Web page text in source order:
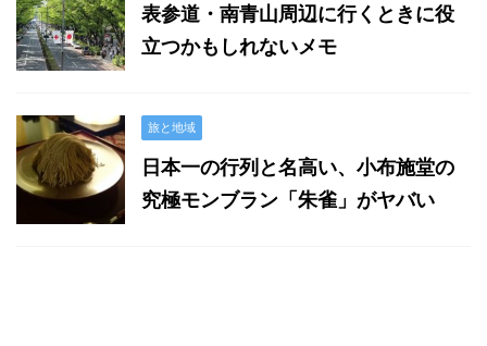
表参道・南青山周辺に行くときに役
立つかもしれないメモ
旅と地域
日本一の行列と名高い、小布施堂の
究極モンブラン「朱雀」がヤバい